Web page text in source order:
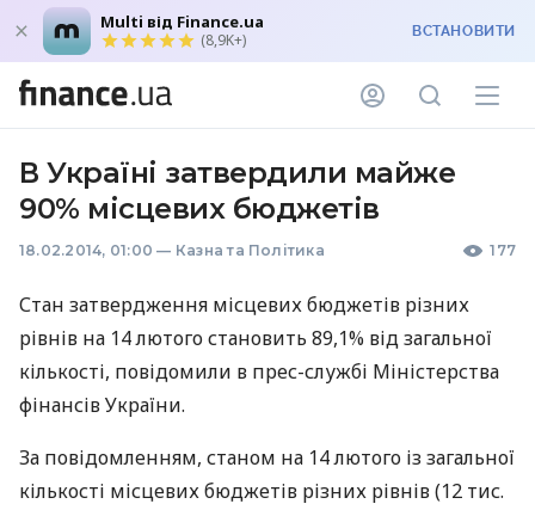
Multi від Finance.ua
(8,9K+) ВСТАНОВИТИ
В Україні затвердили майже
90% місцевих бюджетів
18.02.2014, 01:00 — Казна та Політика 177
Стан затвердження місцевих бюджетів різних
рівнів на 14 лютого становить 89,1% від загальної
кількості, повідомили в прес-службі Міністерства
фінансів України.
За повідомленням, станом на 14 лютого із загальної
кількості місцевих бюджетів різних рівнів (12 тис.